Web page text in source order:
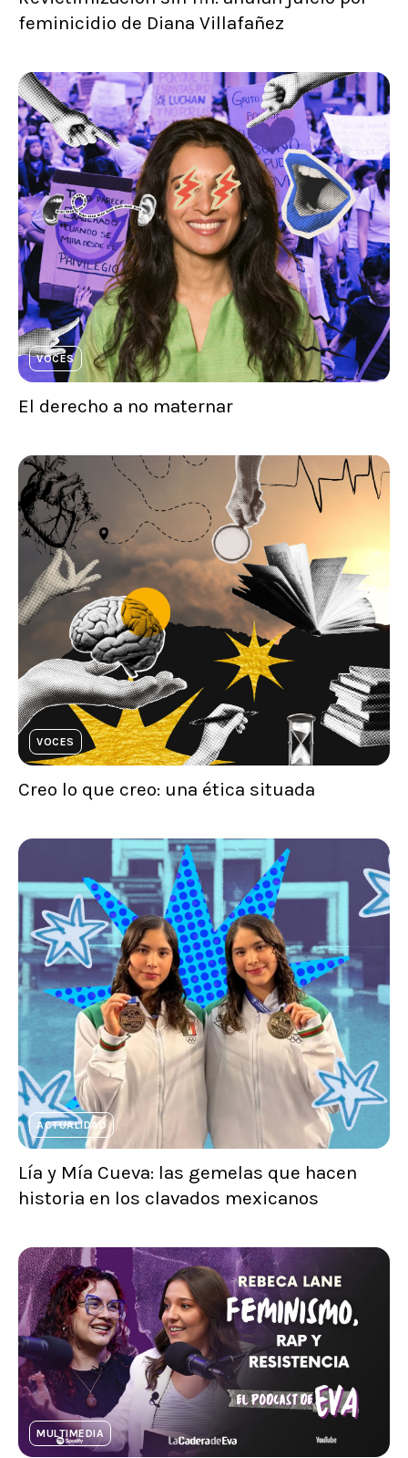
feminicidio de Diana Villafañez
VOCES
El derecho a no maternar
VOCES
Creo lo que creo: una ética situada
ACTUALIDAD
Lía y Mía Cueva: las gemelas que hacen
historia en los clavados mexicanos
MULTIMEDIA